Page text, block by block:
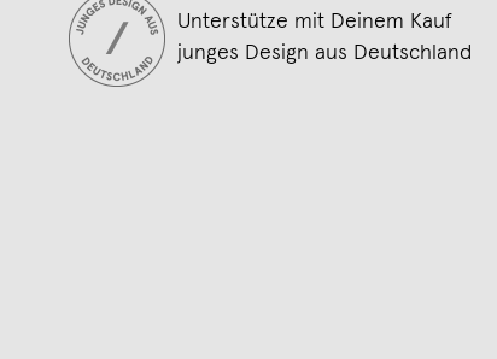
Unterstütze mit Deinem Kauf
junges Design aus Deutschland